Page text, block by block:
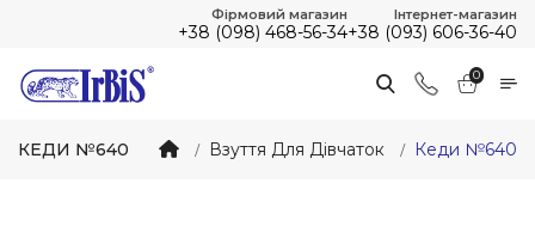
Фірмовий магазин
+38 (098) 468-56-34
Інтернет-магазин
+38 (093) 606-36-40
0
КЕДИ №640 Взуття Для Дівчаток Кеди №640